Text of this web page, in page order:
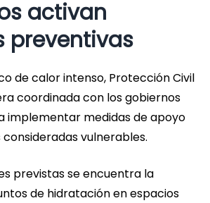
activan
preventivas
de calor intenso, Protección Civil
coordinada con los gobiernos
implementar medidas de apoyo
vulnerables.
previstas se encuentra la
de hidratación en espacios